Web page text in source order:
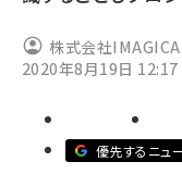
セミナー
meo (1275)
株式会社
2020年8月19日 12:17
優先するニュ